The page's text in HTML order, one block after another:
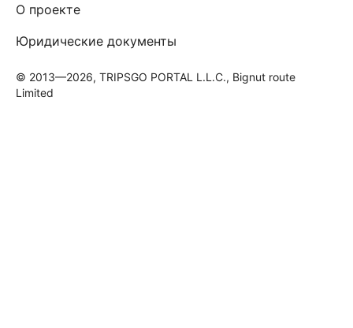
О проекте
Юридические документы
© 2013—2026, TRIPSGO PORTAL L.L.C., Bignut route
Limited